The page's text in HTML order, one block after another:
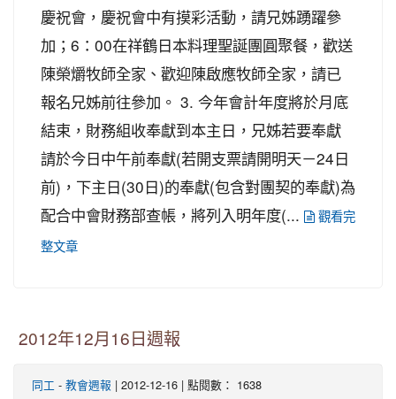
慶祝會，慶祝會中有摸彩活動，請兄姊踴躍參
加；6：00在祥鶴日本料理聖誕團圓聚餐，歡送
陳榮爝牧師全家、歡迎陳啟應牧師全家，請已
報名兄姊前往參加。 3. 今年會計年度將於月底
結束，財務組收奉獻到本主日，兄姊若要奉獻
請於今日中午前奉獻(若開支票請開明天－24日
前)，下主日(30日)的奉獻(包含對團契的奉獻)為
配合中會財務部查帳，將列入明年度(...
觀看完
整文章
2012年12月16日週報
同工 - 教會週報 | 2012-12-16 | 點閱數： 1638